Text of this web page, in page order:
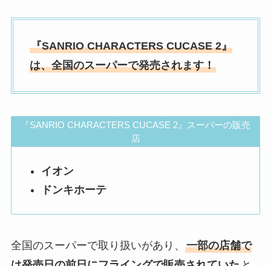
『SANRIO CHARACTERS CUCASE 2』
は、全国のスーパーで発売されます！
『SANRIO CHARACTERS CUCASE 2』スーパーの販売
店
イオン
ドンキホーテ
全国のスーパーで取り扱いがあり、 一部の店舗で